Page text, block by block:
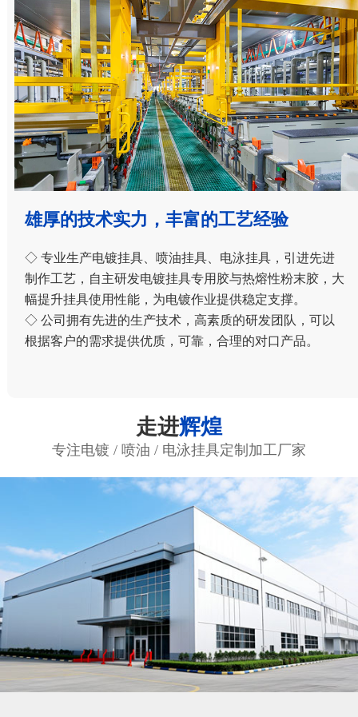
雄厚的技术实力，丰富的工艺经验
◇ 专业生产电镀挂具、喷油挂具、电泳挂具，引进先进
制作工艺，自主研发电镀挂具专用胶与热熔性粉末胶，大
幅提升挂具使用性能，为电镀作业提供稳定支撑。
◇ 公司拥有先进的生产技术，高素质的研发团队，可以
根据客户的需求提供优质，可靠，合理的对口产品。
走进辉煌
专注电镀 / 喷油 / 电泳挂具定制加工厂家